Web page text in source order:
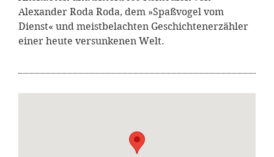
Alexander Roda Roda, dem »Spaßvogel vom
Dienst« und meistbelachten Geschichtenerzähler
einer heute versunkenen Welt.